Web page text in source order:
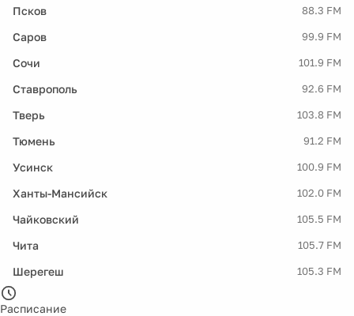
Псков 88.3 FM
Саров 99.9 FM
Сочи 101.9 FM
Ставрополь 92.6 FM
Тверь 103.8 FM
Тюмень 91.2 FM
Усинск 100.9 FM
Ханты-Мансийск 102.0 FM
Чайковский 105.5 FM
Чита 105.7 FM
Шерегеш 105.3 FM
Расписание